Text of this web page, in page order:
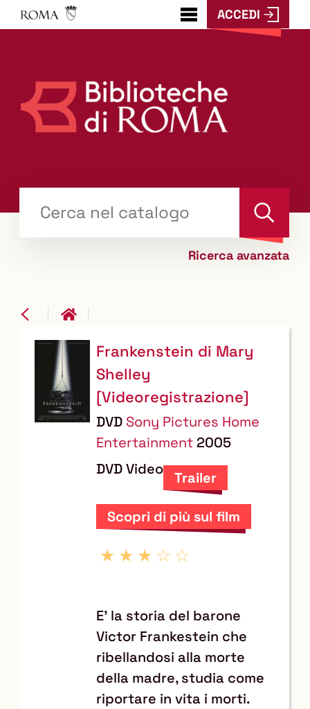
???
menu.button???
ACCEDI
il tuo libro "Catalogo"
Cerca
Ricerca avanzata
Dettaglio
del
documento
Frankenstein di Mary
Shelley
[Videoregistrazione]
DVD Sony Pictures Home
Entertainment 2005
DVD Video
Trailer
Scopri di più sul film
E' la storia del barone
Victor Frankestein che
ribellandosi alla morte
della madre, studia come
riportare in vita i morti.